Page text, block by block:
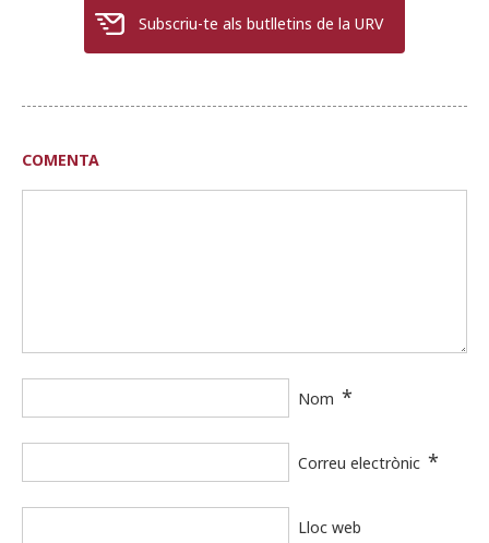
Subscriu-te als butlletins de la URV
COMENTA
Nom *
Correu electrònic *
Lloc web